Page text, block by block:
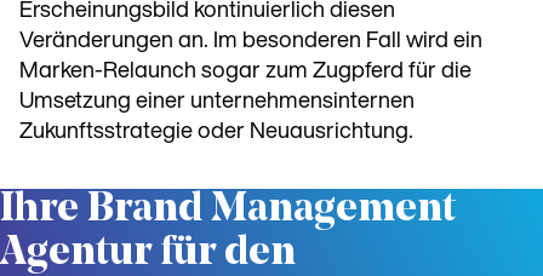
Erscheinungsbild kontinuierlich diesen
Veränderungen an. Im besonderen Fall wird ein
Marken-Relaunch sogar zum Zugpferd für die
Umsetzung einer unternehmensinternen
Zukunftsstrategie oder Neuausrichtung.
Ihre Brand Management
Agentur für den